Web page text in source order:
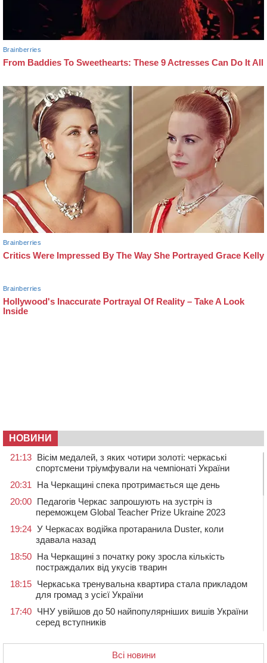
НОВИНИ
21:13
Вісім медалей, з яких чотири золоті: черкаські
спортсмени тріумфували на чемпіонаті України
20:31
На Черкащині спека протримається ще день
20:00
Педагогів Черкас запрошують на зустріч із
переможцем Global Teacher Prize Ukraine 2023
19:24 У Черкасах водійка протаранила Duster, коли
здавала назад
18:50
На Черкащині з початку року зросла кількість
постраждалих від укусів тварин
18:15 Черкаська тренувальна квартира стала прикладом
для громад з усієї України
17:40 ЧНУ увійшов до 50 найпопулярніших вишів України
серед вступників
контейнерний майданчик
Всі новини